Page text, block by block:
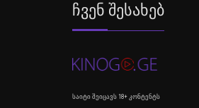
Ჩვენ Შესახებ
საიტი შეიცავს 18+ კონტენტს